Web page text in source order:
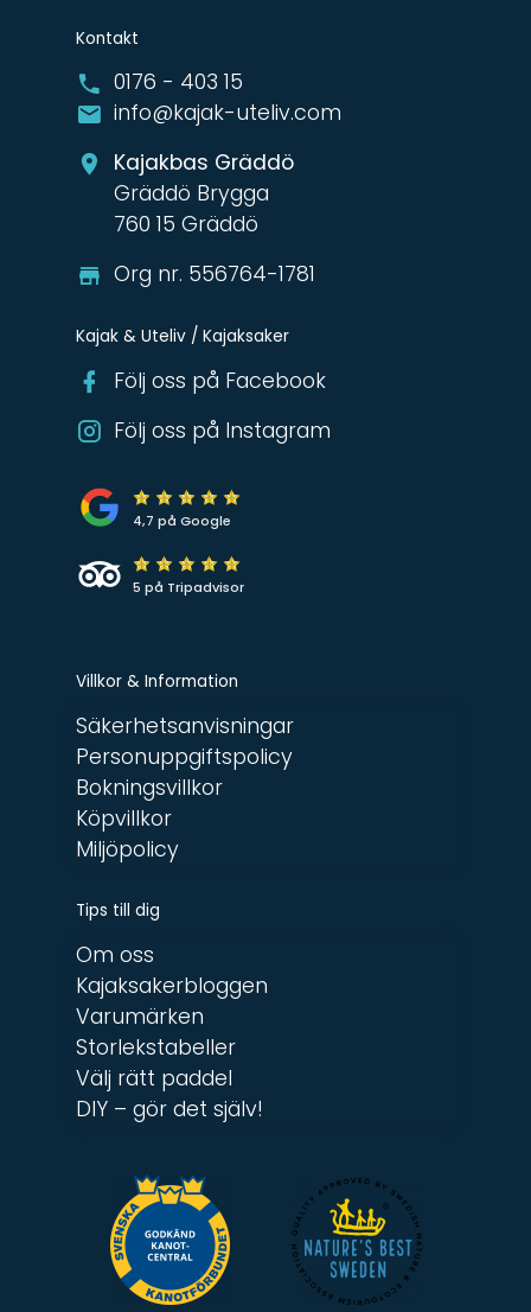
Kontakt
0176 - 403 15
info@kajak-uteliv.com
Kajakbas Gräddö
Gräddö Brygga
760 15 Gräddö
Org nr. 556764-1781
Kajak & Uteliv / Kajaksaker
Följ oss på Facebook
Följ oss på Instagram
4,7 på Google
5 på Tripadvisor
Villkor & Information
Säkerhetsanvisningar
Personuppgiftspolicy
Bokningsvillkor
Köpvillkor
Miljöpolicy
Tips till dig
Om oss
Kajaksakerbloggen
Varumärken
Storlekstabeller
Välj rätt paddel
DIY – gör det själv!